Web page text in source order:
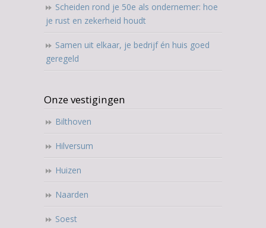
Scheiden rond je 50e als ondernemer: hoe
je rust en zekerheid houdt
Samen uit elkaar, je bedrijf én huis goed
geregeld
Onze vestigingen
Bilthoven
Hilversum
Huizen
Naarden
Soest